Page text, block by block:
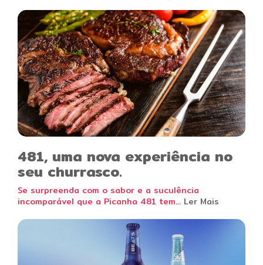
481, uma nova experiência no
seu churrasco.
Se surpreenda com o sabor e a suculência
incomparável que a Picanha 481 tem... Ler Mais